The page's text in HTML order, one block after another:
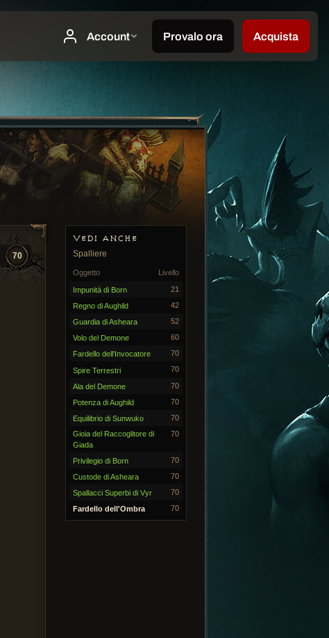
VEDI ANCHE
Spalliere
Livello
Oggetto
Impunità di Born 21
Regno di Aughild 42
Guardia di Asheara 52
Volo del Demone 60
Fardello dell'Invocatore 70
Spire Terrestri 70
Ala del Demone 70
Potenza di Aughild 70
Equilibrio di Sunwuko
70
Gioia del Raccoglitore di
Giada
70
Privilegio di Born 70
Custode di Asheara 70
Spallacci Superbi di Vyr 70
Fardello dell'Ombra 70
70